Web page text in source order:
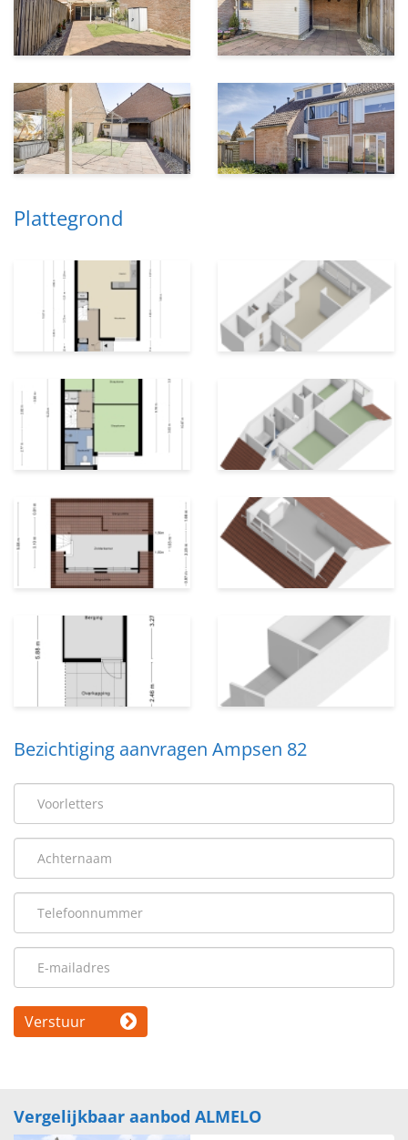
Plattegrond
Bezichtiging aanvragen Ampsen 82
Verstuur
Vergelijkbaar aanbod ALMELO